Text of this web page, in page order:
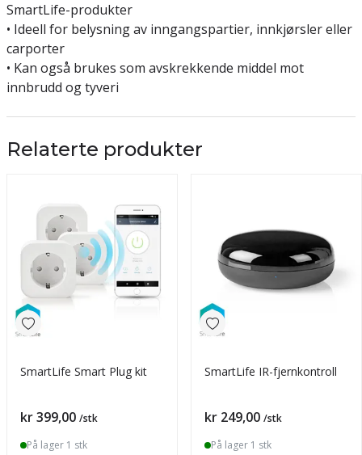
SmartLife-produkter
• Ideell for belysning av inngangspartier, innkjørsler eller
carporter
• Kan også brukes som avskrekkende middel mot
innbrudd og tyveri
Relaterte produkter
SmartLife Smart Plug kit
Pris
kr 399,00 /stk
På lager 1 stk
SmartLife IR-fjernkontroll
Pris
kr 249,00 /stk
På lager 1 stk